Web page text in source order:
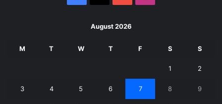
August 2026
M T W T F S S
1 2
3 4 5 6 7 8 9